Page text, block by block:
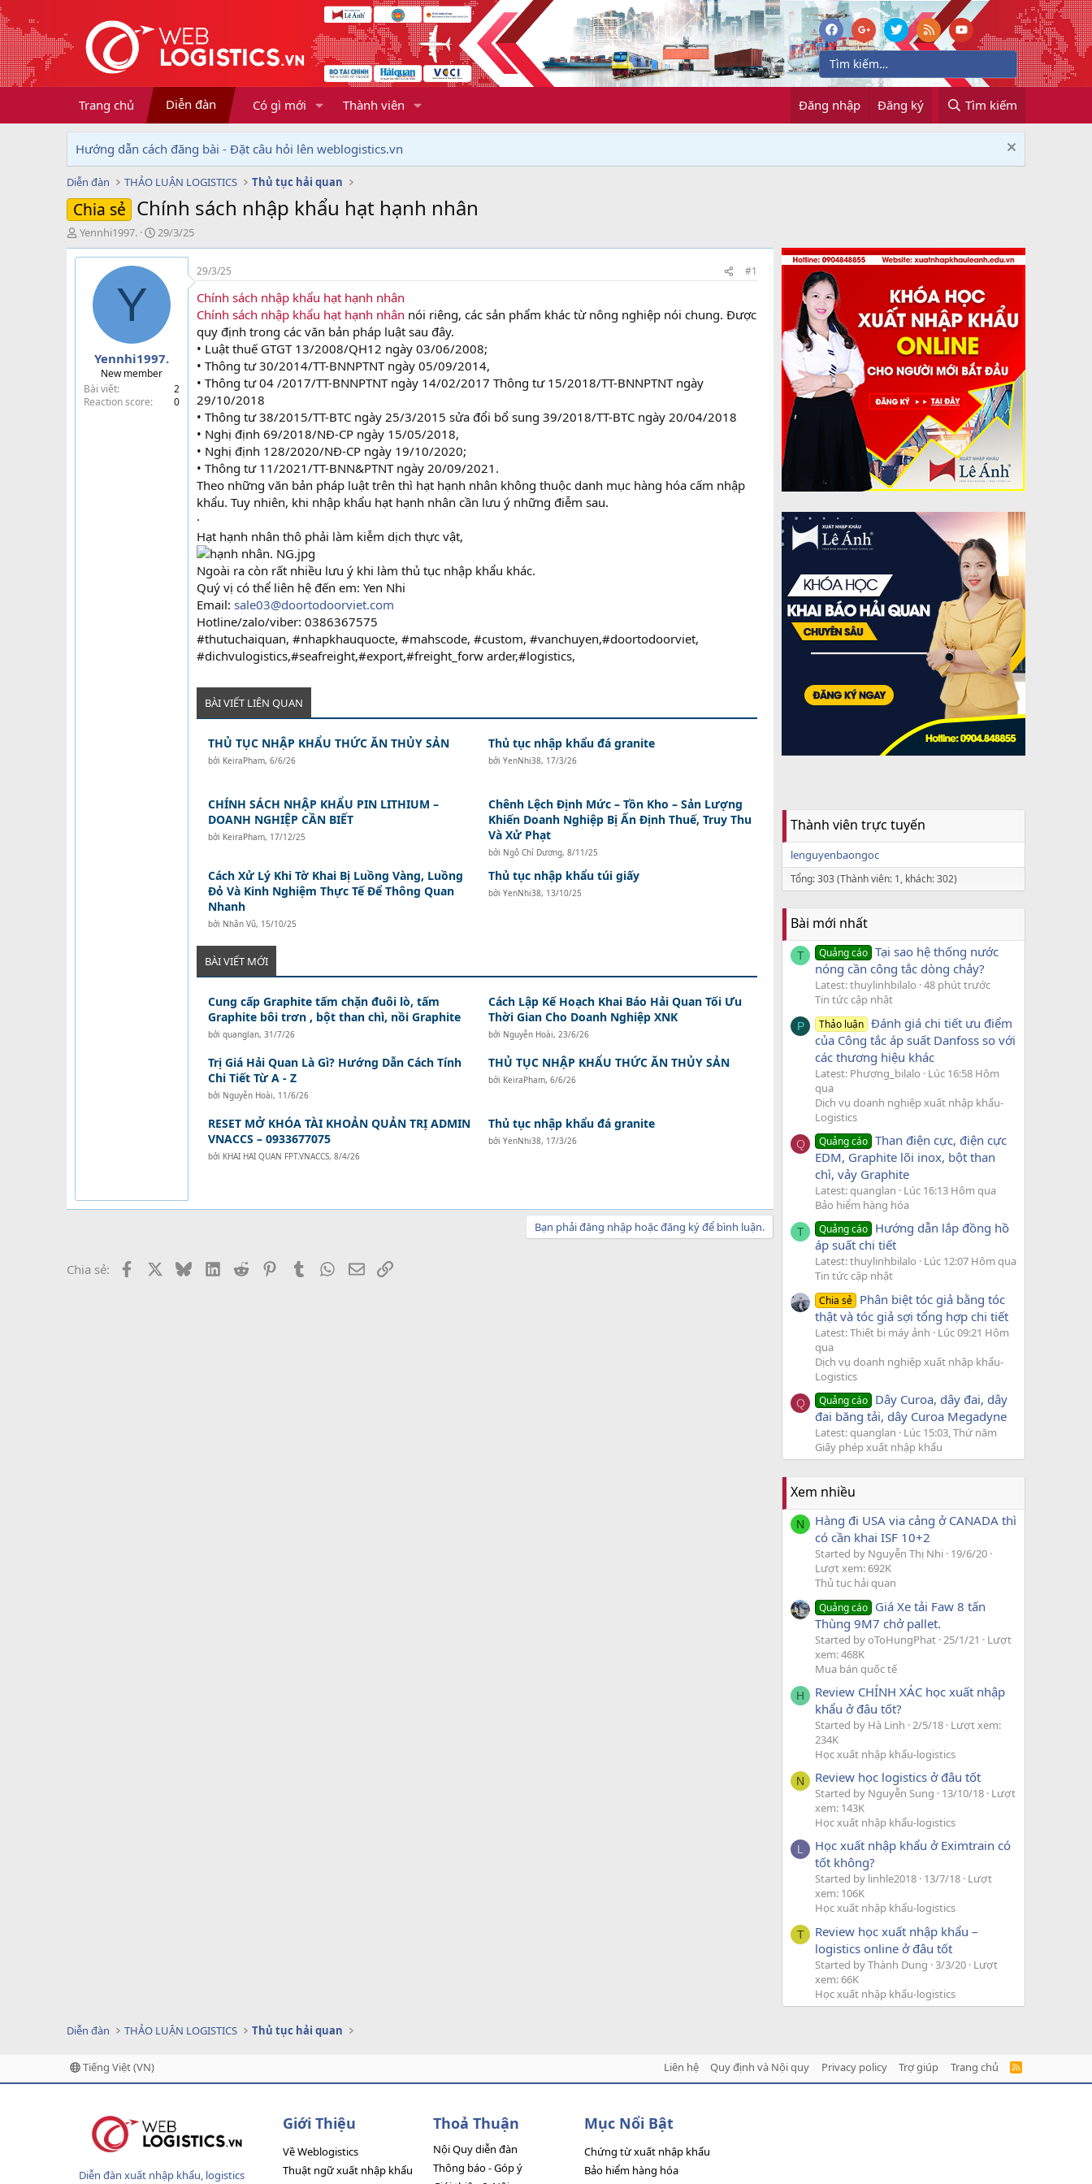
Trang chủ Diễn đàn Có gì mới Thành viên Đăng nhập Đăng ký Tìm kiếm
Hướng dẫn cách đăng bài - Đặt câu hỏi lên weblogistics.vn
Diễn đàn THẢO LUẬN LOGISTICS Thủ tục hải quan
Chia sẻ Chính sách nhập khẩu hạt hạnh nhân
T
h
r
Yennhi1997.
N
g
à
y
29/3/25
Y
Yennhi1997.
New member
Bài viết
2
Reaction score
0
29/3/25 #1
Chính sách nhập khẩu hạt hạnh nhân
Chính sách nhập khẩu hạt hạnh nhân nói riêng, các sản phẩm khác từ nông nghiệp nói chung. Được
quy định trong các văn bản pháp luật sau đây.
• Luật thuế GTGT 13/2008/QH12 ngày 03/06/2008;
• Thông tư 30/2014/TT-BNNPTNT ngày 05/09/2014,
• Thông tư 04 /2017/TT-BNNPTNT ngày 14/02/2017 Thông tư 15/2018/TT-BNNPTNT ngày
29/10/2018
• Thông tư 38/2015/TT-BTC ngày 25/3/2015 sửa đổi bổ sung 39/2018/TT-BTC ngày 20/04/2018
• Nghị định 69/2018/NĐ-CP ngày 15/05/2018,
• Nghị định 128/2020/NĐ-CP ngày 19/10/2020;
• Thông tư 11/2021/TT-BNN&PTNT ngày 20/09/2021.
Theo những văn bản pháp luật trên thì hạt hạnh nhân không thuộc danh mục hàng hóa cấm nhập
khẩu. Tuy nhiên, khi nhập khẩu hạt hạnh nhân cần lưu ý những điễm sau.
·
Hạt hạnh nhân thô phải làm kiễm dịch thực vật,
Ngoài ra còn rất nhiều lưu ý khi làm thủ tục nhập khẩu khác.
Quý vị có thể liên hệ đến em: Yen Nhi
Email: sale03@doortodoorviet.com
Hotline/zalo/viber: 0386367575
#thutuchaiquan, #nhapkhauquocte, #mahscode, #custom, #vanchuyen,#doortodoorviet,
#dichvulogistics,#seafreight,#export,#freight_forw arder,#logistics,
BÀI VIẾT LIÊN QUAN
THỦ TỤC NHẬP KHẨU THỨC ĂN THỦY SẢN
bởi KeiraPham, 6/6/26
Thủ tục nhập khẩu đá granite
bởi YenNhi38, 17/3/26
CHÍNH SÁCH NHẬP KHẨU PIN LITHIUM –
DOANH NGHIỆP CẦN BIẾT
bởi KeiraPham, 17/12/25
Chênh Lệch Định Mức – Tồn Kho – Sản Lượng
Khiến Doanh Nghiệp Bị Ấn Định Thuế, Truy Thu
Và Xử Phạt
bởi Ngô Chí Dương, 8/11/25
Cách Xử Lý Khi Tờ Khai Bị Luồng Vàng, Luồng
Đỏ Và Kinh Nghiệm Thực Tế Để Thông Quan
Nhanh
bởi Nhân Vũ, 15/10/25
Thủ tục nhập khẩu túi giấy
bởi YenNhi38, 13/10/25
BÀI VIẾT MỚI
Cung cấp Graphite tấm chặn đuôi lò, tấm
Graphite bôi trơn , bột than chì, nồi Graphite
bởi quanglan, 31/7/26
Cách Lập Kế Hoạch Khai Báo Hải Quan Tối Ưu
Thời Gian Cho Doanh Nghiệp XNK
bởi Nguyễn Hoài, 23/6/26
Trị Giá Hải Quan Là Gì? Hướng Dẫn Cách Tính
Chi Tiết Từ A - Z
bởi Nguyễn Hoài, 11/6/26
THỦ TỤC NHẬP KHẨU THỨC ĂN THỦY SẢN
bởi KeiraPham, 6/6/26
RESET MỞ KHÓA TÀI KHOẢN QUẢN TRỊ ADMIN
VNACCS – 0933677075
bởi KHAI HAI QUAN FPT.VNACCS, 8/4/26
Thủ tục nhập khẩu đá granite
bởi YenNhi38, 17/3/26
Bạn phải đăng nhập hoặc đăng ký để bình luận.
Chia sẻ: Facebook BlueskyLinkedIn
Reddit PinterestTumblr WhatsApp
EmailLink
Thành viên trực tuyến
lenguyenbaongoc
Tổng: 303 (Thành viên: 1, khách: 302)
Bài mới nhất
T Quảng cáo Tại sao hệ thống nước
nóng cần công tắc dòng chảy?
Latest: thuylinhbilalo 48 phút trước
Tin tức cập nhật
P Thảo luận Đánh giá chi tiết ưu điểm
của Công tắc áp suất Danfoss so với
các thương hiệu khác
Latest: Phương_bilalo
Lúc 16:58 Hôm
qua
Dịch vụ doanh nghiệp xuất nhập khẩu-
Logistics
Q Quảng cáo Than điện cực, điện cực
EDM, Graphite lõi inox, bột than
chì, vảy Graphite
Latest: quanglan
Lúc 16:13 Hôm qua
Bảo hiểm hàng hóa
T Quảng cáo Hướng dẫn lắp đồng hồ
áp suất chi tiết
Latest: thuylinhbilalo
Lúc 12:07 Hôm qua
Tin tức cập nhật
Chia sẻ Phân biệt tóc giả bằng tóc
thật và tóc giả sợi tổng hợp chi tiết
Latest: Thiết bị máy ảnh
Lúc 09:21 Hôm
qua
Dịch vụ doanh nghiệp xuất nhập khẩu-
Logistics
Q Quảng cáo Dây Curoa, dây đai, dây
đai băng tải, dây Curoa Megadyne
Latest: quanglan
Lúc 15:03, Thứ năm
Giấy phép xuất nhập khẩu
Xem nhiều
N
Hàng đi USA via cảng ở CANADA thì
có cần khai ISF 10+2
Started by Nguyễn Thị Nhi 19/6/20
Lượt xem: 692K
Thủ tục hải quan
Quảng cáo Giá Xe tải Faw 8 tấn
Thùng 9M7 chở pallet.
Started by oToHungPhat 25/1/21
Lượt
xem: 468K
Mua bán quốc tế
H
Review CHÍNH XÁC học xuất nhập
khẩu ở đâu tốt?
Started by Hà Linh 2/5/18 Lượt xem:
234K
Học xuất nhập khẩu-logistics
N Review học logistics ở đâu tốt
Started by Nguyễn Sung 13/10/18 Lượt
xem: 143K
Học xuất nhập khẩu-logistics
L
Học xuất nhập khẩu ở Eximtrain có
tốt không?
Started by linhle2018 13/7/18 Lượt
xem: 106K
Học xuất nhập khẩu-logistics
T
Review học xuất nhập khẩu –
logistics online ở đâu tốt
Started by Thành Dung 3/3/20 Lượt
xem: 66K
Học xuất nhập khẩu-logistics
Diễn đàn THẢO LUẬN LOGISTICS Thủ tục hải quan
Tiếng Việt (VN) Liên hệ Quy định và Nội quy Privacy policy Trợ giúp Trang chủ
R
Diễn đàn xuất nhập khẩu, logistics
Giới Thiệu
Về Weblogistics
Thuật ngữ xuất nhập khẩu
Thoả Thuận
Nội Quy diễn đàn
Thông báo - Góp ý
Mục Nổi Bật
Chứng từ xuất nhập khẩu
Bảo hiểm hàng hóa